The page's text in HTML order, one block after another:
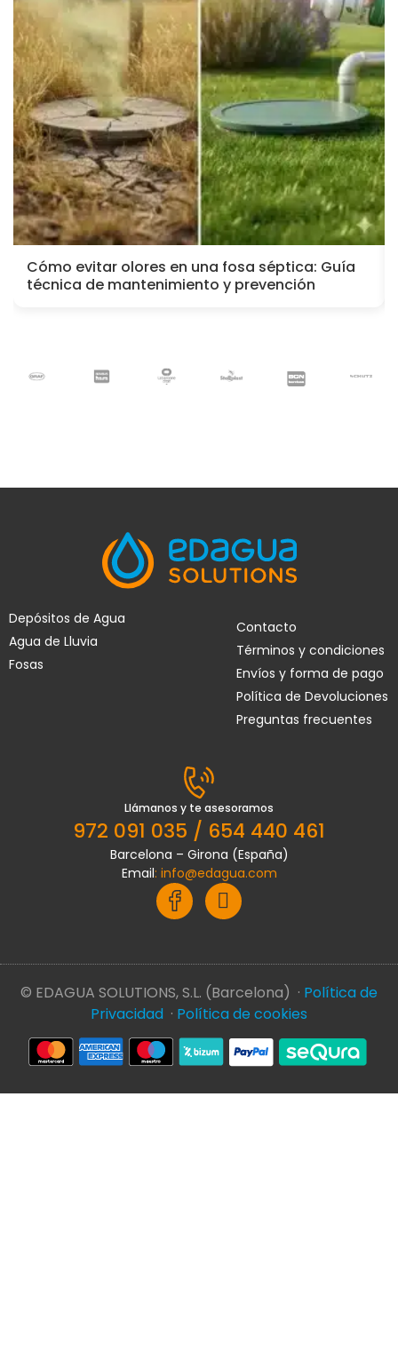
Cómo evitar olores en una fosa séptica: Guía
técnica de mantenimiento y prevención
Depósitos de Agua
Agua de Lluvia
Fosas
Contacto
Términos y condiciones
Envíos y forma de pago
Política de Devoluciones
Preguntas frecuentes
Llámanos y te asesoramos
972 091 035 / 654 440 461
Barcelona – Girona (España)
Email: info@edagua.com
© EDAGUA SOLUTIONS, S.L. (Barcelona) · Política de
Privacidad · Política de cookies